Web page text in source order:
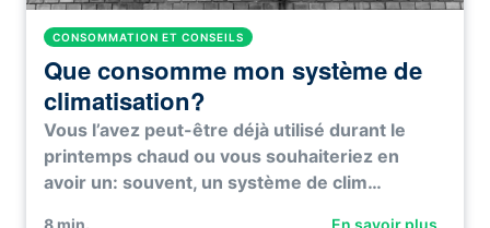
CONSOMMATION ET CONSEILS
Que consomme mon système de
climatisation?
Vous l’avez peut-être déjà utilisé durant le
printemps chaud ou vous souhaiteriez en
avoir un: souvent, un système de clim…
8 min. En savoir plus